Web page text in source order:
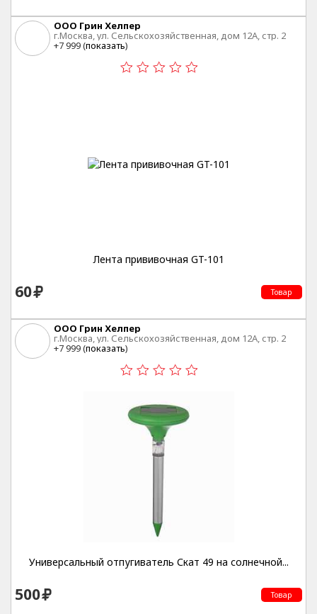
ООО Грин Хелпер
г.Москва, ул. Сельскохозяйственная, дом 12А, стр. 2
+7 999 (показать)
Лента прививочная GT-101
60 Товар
ООО Грин Хелпер
г.Москва, ул. Сельскохозяйственная, дом 12А, стр. 2
+7 999 (показать)
Универсальный отпугиватель Скат 49 на солнечной...
500 Товар